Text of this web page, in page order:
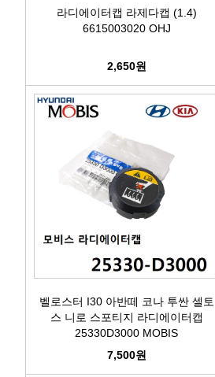
라디에이터캡 라제다캡 (1.4)
6615003020 OHJ
2,650원
벨로스터 I30 아반떼 코나 투싼 셀토
스 니로 스포티지 라디에이터캡
25330D3000 MOBIS
7,500원